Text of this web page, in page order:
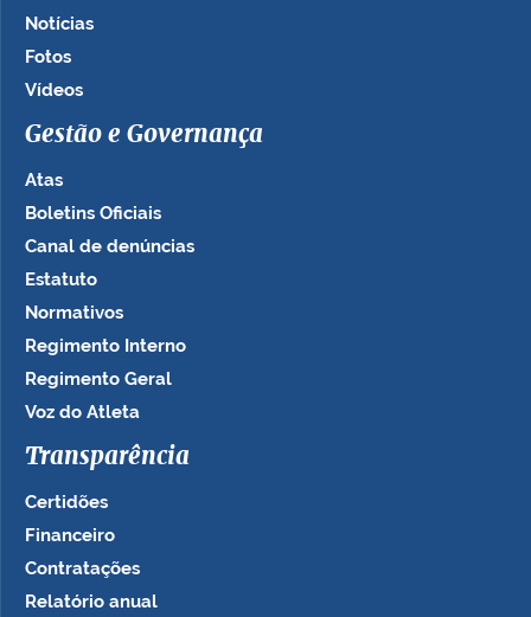
Notícias
Fotos
Vídeos
Gestão e Governança
Atas
Boletins Oficiais
Canal de denúncias
Estatuto
Normativos
Regimento Interno
Regimento Geral
Voz do Atleta
Transparência
Certidões
Financeiro
Contratações
Relatório anual